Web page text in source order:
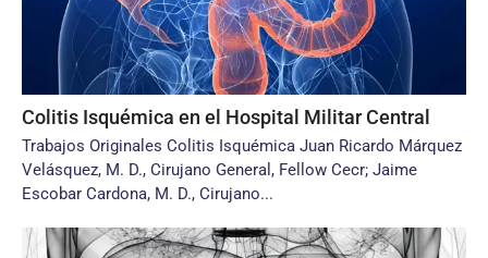
Colitis Isquémica en el Hospital Militar Central
Trabajos Originales Colitis Isquémica Juan Ricardo Márquez
Velásquez, M. D., Cirujano General, Fellow Cecr; Jaime
Escobar Cardona, M. D., Cirujano...